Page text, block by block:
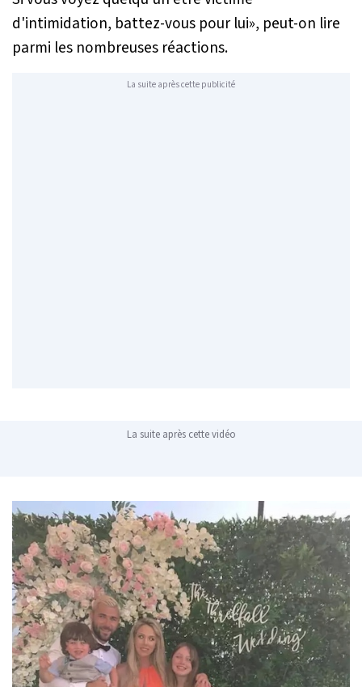
d'intimidation, battez-vous pour lui», peut-on lire
parmi les nombreuses réactions.
La suite après cette publicité
La suite après cette vidéo